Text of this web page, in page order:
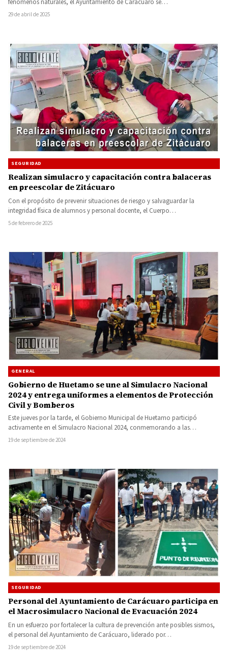
fenómenos naturales, el Ayuntamiento de Carácuaro se…
29 de abril de 2025
SEGURIDAD
Realizan simulacro y capacitación contra balaceras
en preescolar de Zitácuaro
Con el propósito de prevenir situaciones de riesgo y salvaguardar la
integridad física de alumnos y personal docente, el Cuerpo…
5 de febrero de 2025
GENERAL
Gobierno de Huetamo se une al Simulacro Nacional
2024 y entrega uniformes a elementos de Protección
Civil y Bomberos
Este jueves por la tarde, el Gobierno Municipal de Huetamo participó
activamente en el Simulacro Nacional 2024, conmemorando a las…
19 de septiembre de 2024
SEGURIDAD
Personal del Ayuntamiento de Carácuaro participa en
el Macrosimulacro Nacional de Evacuación 2024
En un esfuerzo por fortalecer la cultura de prevención ante posibles sismos,
el personal del Ayuntamiento de Carácuaro, liderado por…
19 de septiembre de 2024